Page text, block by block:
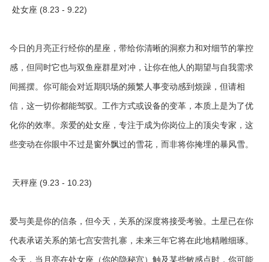
处女座 (8.23 - 9.22)
今日的月亮正行经你的星座，带给你清晰的洞察力和对细节的掌控
感，但同时它也与双鱼座群星对冲，让你在他人的期望与自我需求
间摇摆。你可能会对近期职场的频繁人事变动感到烦躁，但请相
信，这一切你都能驾驭。工作方式或设备的变革，本质上是为了优
化你的效率。亲爱的处女座，专注于成为你岗位上的顶尖专家，这
些变动在你眼中不过是窗外飘过的雪花，而非将你掩埋的暴风雪。
天秤座 (9.23 - 10.23)
爱与美是你的信条，但今天，关系的深度将接受考验。土星已在你
代表承诺关系的第七宫安营扎寨，未来三年它将在此地精雕细琢。
今天，当月亮在处女座（你的隐秘宫）触及某些敏感点时，你可能